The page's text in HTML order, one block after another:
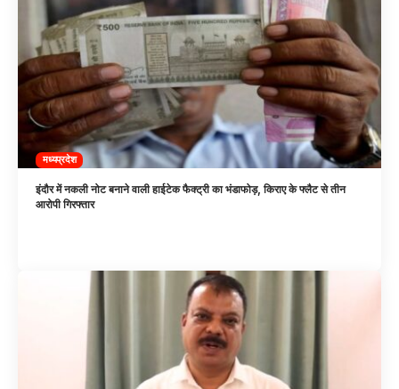
मध्यप्रदेश
इंदौर में नकली नोट बनाने वाली हाईटेक फैक्ट्री का भंडाफोड़, किराए के फ्लैट से तीन
आरोपी गिरफ्तार